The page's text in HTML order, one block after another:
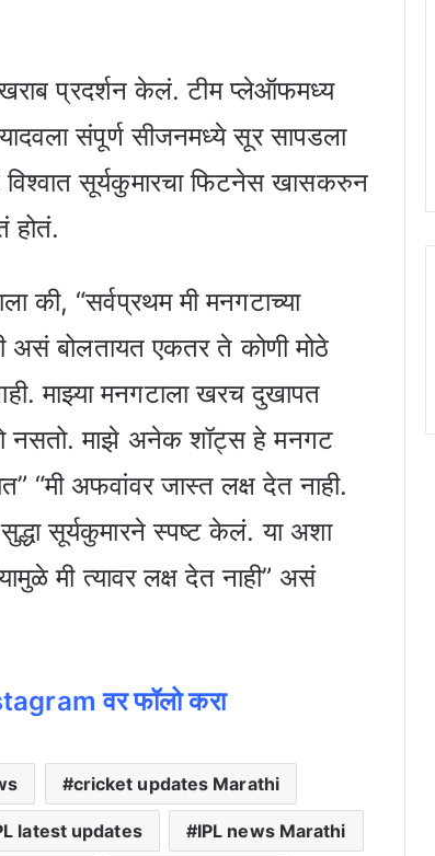
प्रदर्शन केलं. टीम प्लेऑफमध्य
संपूर्ण सीजनमध्ये सूर सापडला
विश्वात सूर्यकुमारचा फिटनेस खासकरुन
होतं.
की, “सर्वप्रथम मी मनगटाच्या
असं बोलतायत एकतर ते कोणी मोठे
माझ्या मनगटाला खरच दुखापत
नसतो. माझे अनेक शॉट्स हे मनगट
अफवांवर जास्त लक्ष देत नाही.
सूर्यकुमारने स्पष्ट केलं. या अशा
मी त्यावर लक्ष देत नाही” असं
वर फॉलो करा
cricket updates Marathi
latest updates IPL news Marathi